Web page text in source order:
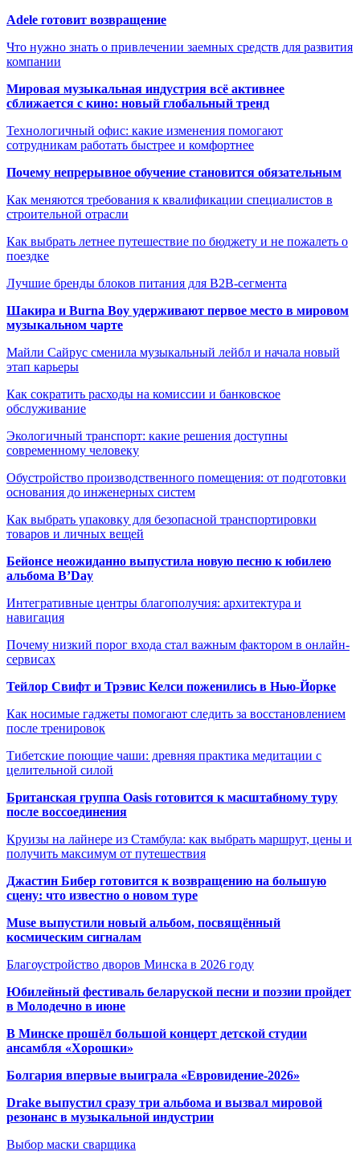
Adele готовит возвращение
Что нужно знать о привлечении заемных средств для развития
компании
Мировая музыкальная индустрия всё активнее
сближается с кино: новый глобальный тренд
Технологичный офис: какие изменения помогают
сотрудникам работать быстрее и комфортнее
Почему непрерывное обучение становится обязательным
Как меняются требования к квалификации специалистов в
строительной отрасли
Как выбрать летнее путешествие по бюджету и не пожалеть о
поездке
Лучшие бренды блоков питания для B2B-сегмента
Шакира и Burna Boy удерживают первое место в мировом
музыкальном чарте
Майли Сайрус сменила музыкальный лейбл и начала новый
этап карьеры
Как сократить расходы на комиссии и банковское
обслуживание
Экологичный транспорт: какие решения доступны
современному человеку
Обустройство производственного помещения: от подготовки
основания до инженерных систем
Как выбрать упаковку для безопасной транспортировки
товаров и личных вещей
Бейонсе неожиданно выпустила новую песню к юбилею
альбома B’Day
Интегративные центры благополучия: архитектура и
навигация
Почему низкий порог входа стал важным фактором в онлайн-
сервисах
Тейлор Свифт и Трэвис Келси поженились в Нью-Йорке
Как носимые гаджеты помогают следить за восстановлением
после тренировок
Тибетские поющие чаши: древняя практика медитации с
целительной силой
Британская группа Oasis готовится к масштабному туру
после воссоединения
Круизы на лайнере из Стамбула: как выбрать маршрут, цены и
получить максимум от путешествия
Джастин Бибер готовится к возвращению на большую
сцену: что известно о новом туре
Muse выпустили новый альбом, посвящённый
космическим сигналам
Благоустройство дворов Минска в 2026 году
Юбилейный фестиваль беларуской песни и поэзии пройдет
в Молодечно в июне
В Минске прошёл большой концерт детской студии
ансамбля «Хорошки»
Болгария впервые выиграла «Евровидение-2026»
Drake выпустил сразу три альбома и вызвал мировой
резонанс в музыкальной индустрии
Выбор маски сварщика